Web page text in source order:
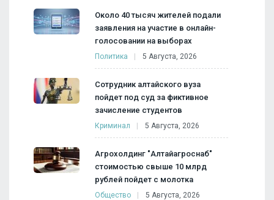
Около 40 тысяч жителей подали
заявления на участие в онлайн-
голосовании на выборах
Политика 5 Августа, 2026
Сотрудник алтайского вуза
пойдет под суд за фиктивное
зачисление студентов
Криминал 5 Августа, 2026
Агрохолдинг "Алтайагроснаб"
стоимостью свыше 10 млрд
рублей пойдет с молотка
Общество 5 Августа, 2026